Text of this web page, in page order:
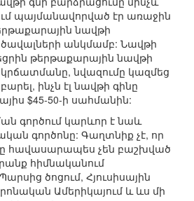
պայմանավորված էր առաջին
նավթի
անկմամբ: Նավթի
թերթաքարային նավթի
նվազումը կազմեց
ինչն էլ նավթի գինը
$45-50-ի սահմանին:
գործում կարևոր է նաև
գործոնը: Գաղտնիք չէ, որ
հավասարապես չեն բաշխված
հիմնականում
ծոցում, Հյուսիսային
Ամերիկայում և ևս մի